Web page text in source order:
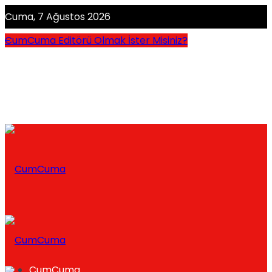
Cuma, 7 Ağustos 2026
CumCuma Editörü Olmak İster Misiniz?